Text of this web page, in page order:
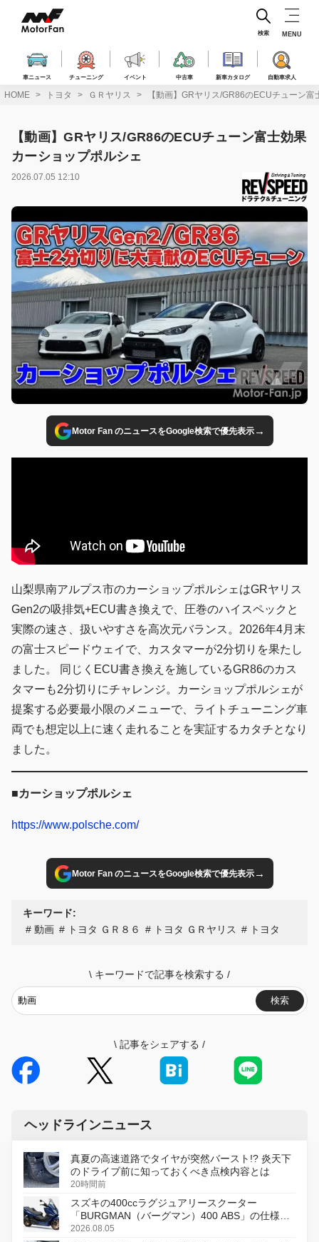
ス
車ニュース チューニング イベント 中古車 新車カタログ 自動車求人
検索 MENU
HOME トヨタ ＧＲヤリス 【動画】GRヤリス/GR86のECUチューン
【動画】GRヤリス/GR86のECUチューン富士効果
カーショップポルシェ
2026.07.05 12:10
Motor Fan のニュースをGoogle検索で優先表示→
山梨県南アルプス市のカーショップポルシェはGRヤリス
Gen2の吸排気+ECU書き換えで、圧巻のハイスペックと
実際の速さ、扱いやすさを高次元バランス。2026年4月末
の富士スピードウェイで、カスタマーが2分切りを果たし
ました。 同じくECU書き換えを施しているGR86のカス
タマーも2分切りにチャレンジ。カーショップポルシェが
提案する必要最小限のメニューで、ライトチューニング車
両でも想定以上に速く走れることを実証するカタチとなり
ました。
■カーショップポルシェ
https://www.polsche.com/
Motor Fan のニュースをGoogle検索で優先表示→
キーワード:
動画
トヨタ ＧＲ８６ トヨタ ＧＲヤリス トヨタ
\ キーワードで記事を検索する /
検索
\ 記事をシェアする /
ヘッドラインニュース
真夏の高速道路でタイヤが突然バースト!? 炎天下
のドライブ前に知っておくべき点検内容とは
20時間前
スズキの400ccラグジュアリースクーター
「BURGMAN（バーグマン）400 ABS」の仕様を
変更し、8月18日に発売
2026.08.05